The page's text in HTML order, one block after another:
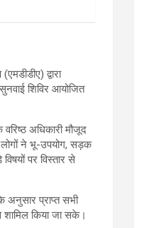
द्वारा
शिविर आयोजित
अधिकारी मौजूद
लोगों ने भू-उपयोग, सड़क
पर विस्तार से
अनुसार प्राप्त सभी
शामिल किया जा सके।